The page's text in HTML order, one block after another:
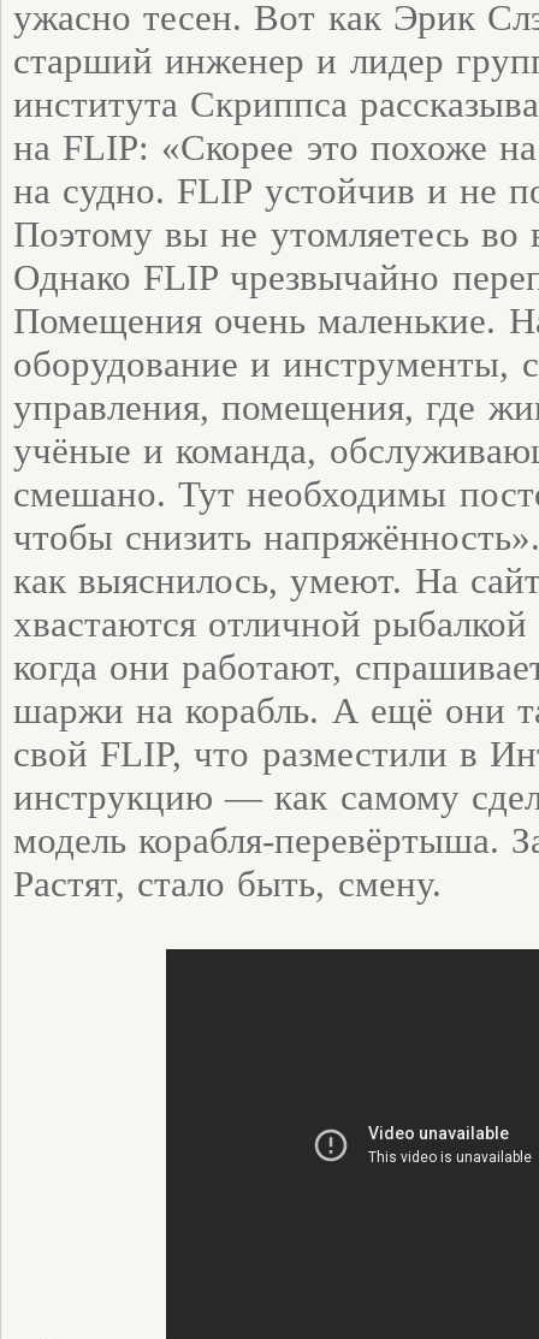
ужасно тесен. Вот как Эрик
старший инженер и лидер
института Скриппса
на FLIP: «Скорее это похоже
на судно. FLIP устойчив и не
Поэтому вы не утомляетесь во
Однако FLIP чрезвычайно
Помещения очень маленькие.
оборудование и инструменты,
управления, помещения, где
учёные и команда,
смешано. Тут необходимы
чтобы снизить
как выяснилось, умеют. На
хвастаются отличной
когда они работают,
шаржи на корабль. А ещё они
свой FLIP, что разместили в
инструкцию — как самому
модель корабля-перевёртыша.
Растят, стало быть, смену.